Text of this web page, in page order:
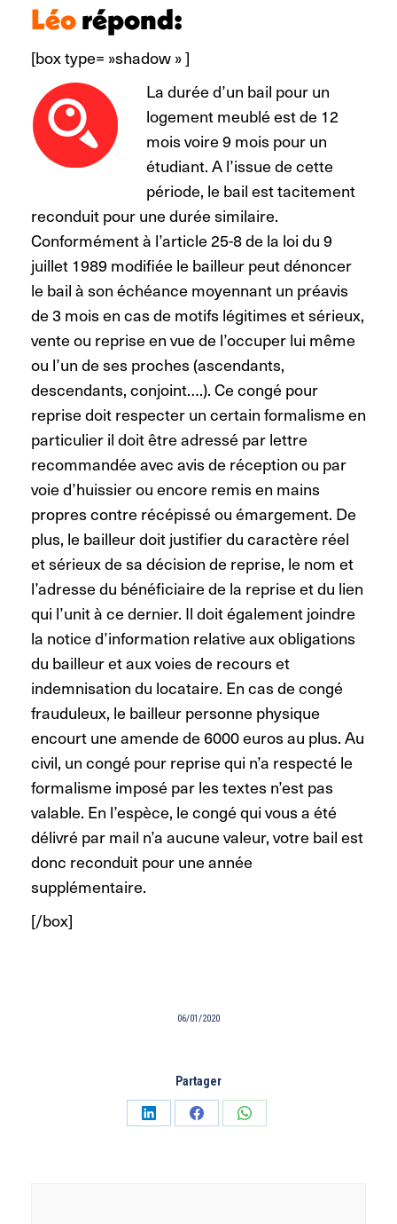
Léorépond:
[box type= »shadow » ]
La durée d’un bail pour un
logement meublé est de 12
mois voire 9 mois pour un
étudiant. A l’issue de cette
période, le bail est tacitement
reconduit pour une durée similaire.
Conformément à l’article 25-8 de la loi du 9
juillet 1989 modifiée le bailleur peut dénoncer
le bail à son échéance moyennant un préavis
de 3 mois en cas de motifs légitimes et sérieux,
vente ou reprise en vue de l’occuper lui même
ou l’un de ses proches (ascendants,
descendants, conjoint….). Ce congé pour
reprise doit respecter un certain formalisme en
particulier il doit être adressé par lettre
recommandée avec avis de réception ou par
voie d’huissier ou encore remis en mains
propres contre récépissé ou émargement. De
plus, le bailleur doit justifier du caractère réel
et sérieux de sa décision de reprise, le nom et
l’adresse du bénéficiaire de la reprise et du lien
qui l’unit à ce dernier. Il doit également joindre
la notice d’information relative aux obligations
du bailleur et aux voies de recours et
indemnisation du locataire. En cas de congé
frauduleux, le bailleur personne physique
encourt une amende de 6000 euros au plus. Au
civil, un congé pour reprise qui n’a respecté le
formalisme imposé par les textes n’est pas
valable. En l’espèce, le congé qui vous a été
délivré par mail n’a aucune valeur, votre bail est
donc reconduit pour une année
supplémentaire.
[/box]
06/01/2020
Partager
PartagerPartagerPartager